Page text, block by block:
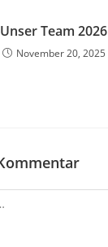
Unser Team 2026
November 20, 2025